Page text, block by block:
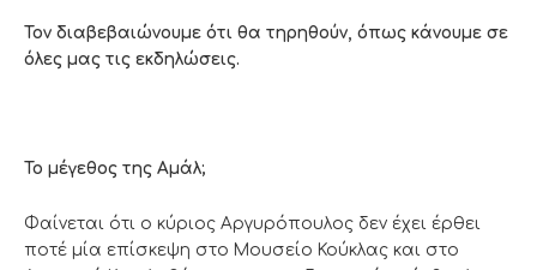
Τον διαβεβαιώνουμε ότι θα τηρηθούν, όπως κάνουμε σε
όλες μας τις εκδηλώσεις.
Το μέγεθος της Αμάλ;
Φαίνεται ότι ο κύριος Αργυρόπουλος δεν έχει έρθει
ποτέ μία επίσκεψη στο Μουσείο Κούκλας και στο